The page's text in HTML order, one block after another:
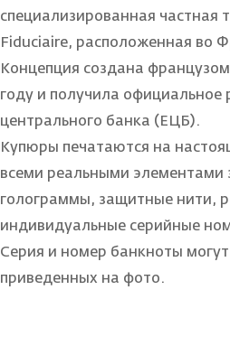
специализированная частная
Fiduciaire, расположенная во
Концепция создана
году и получила официальное
центрального банка (ЕЦБ).
Купюры печатаются на
всеми реальными элементами
голограммы, защитные нити,
индивидуальные серийные
Серия и номер банкноты могут
приведенных на фото.